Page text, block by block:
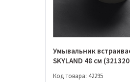
Умывальник
SKYLAND 48 см
Код товара: 42295